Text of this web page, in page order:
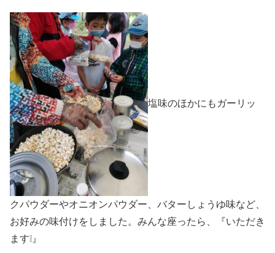
塩味のほかにもガーリッ
クパウダーやオニオンパウダー、バターしょうゆ味など、
お好みの味付けをしました。みんな座ったら、『いただき
ます❕』